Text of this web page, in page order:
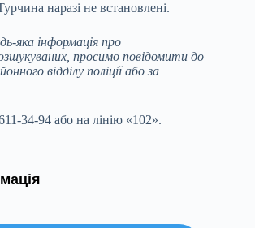
наразі не встановлені.
яка інформація про
просимо повідомити до
відділу поліції або за
34-94 або на лінію «102».